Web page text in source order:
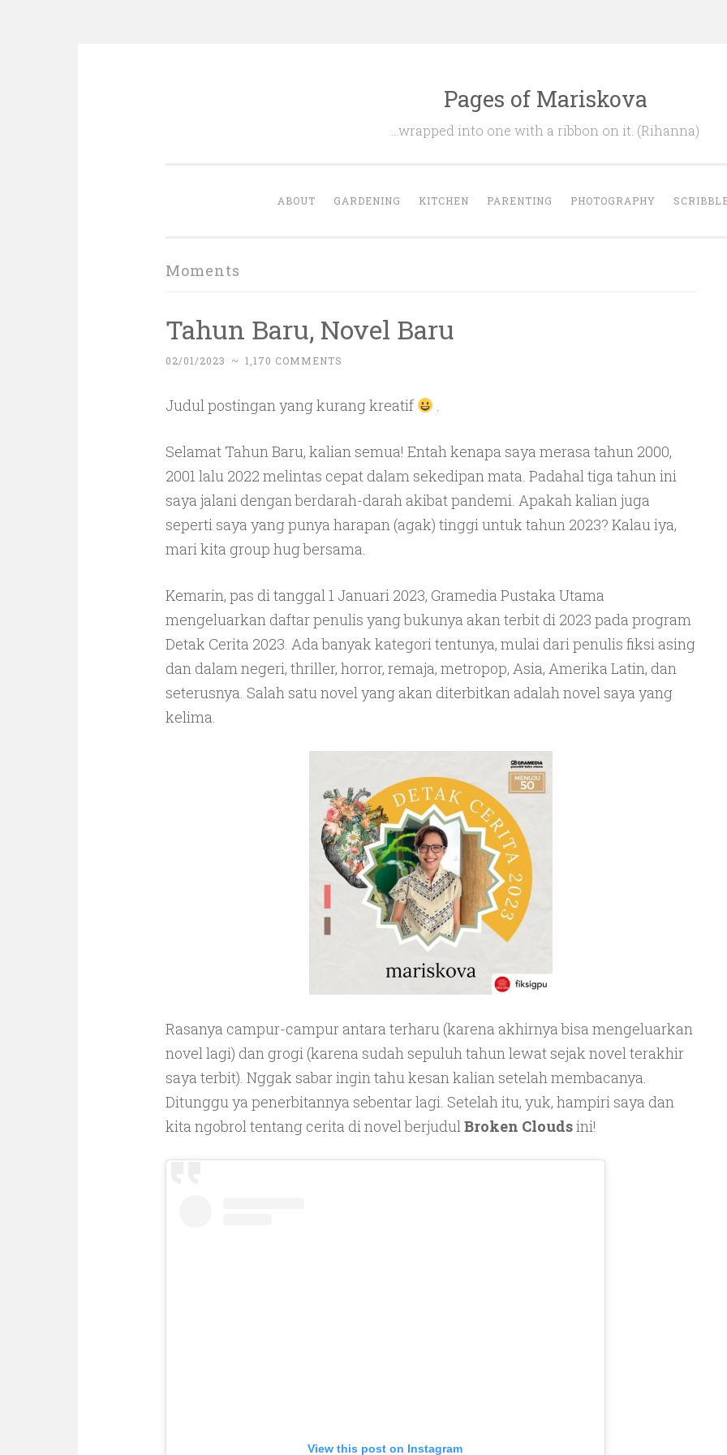
Pages of Mariskova
…wrapped into one with a ribbon on it. (Rihanna)
ABOUT GARDENING KITCHEN PARENTING PHOTOGRAPHY
Moments
Tahun Baru, Novel Baru
02/01/2023 ~ 1,170 COMMENTS
Judul postingan yang kurang kreatif .
Selamat Tahun Baru, kalian semua! Entah kenapa saya merasa tahun 2000,
2001 lalu 2022 melintas cepat dalam sekedipan mata. Padahal tiga tahun ini
saya jalani dengan berdarah-darah akibat pandemi. Apakah kalian juga
seperti saya yang punya harapan (agak) tinggi untuk tahun 2023? Kalau iya,
mari kita group hug bersama.
Kemarin, pas di tanggal 1 Januari 2023, Gramedia Pustaka Utama
mengeluarkan daftar penulis yang bukunya akan terbit di 2023 pada program
Detak Cerita 2023. Ada banyak kategori tentunya, mulai dari penulis fiksi asing
dan dalam negeri, thriller, horror, remaja, metropop, Asia, Amerika Latin, dan
seterusnya. Salah satu novel yang akan diterbitkan adalah novel saya yang
kelima.
Rasanya campur-campur antara terharu (karena akhirnya bisa mengeluarkan
novel lagi) dan grogi (karena sudah sepuluh tahun lewat sejak novel terakhir
saya terbit). Nggak sabar ingin tahu kesan kalian setelah membacanya.
Ditunggu ya penerbitannya sebentar lagi. Setelah itu, yuk, hampiri saya dan
kita ngobrol tentang cerita di novel berjudulBroken Cloudsini!
View this post on Instagram